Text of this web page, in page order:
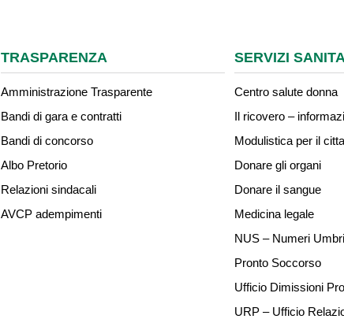
TRASPARENZA
Amministrazione Trasparente
Bandi di gara e contratti
Bandi di concorso
Albo Pretorio
Relazioni sindacali
AVCP adempimenti
SERVIZI
Centro salute donna
Il ricovero –
Modulistica per il
Donare gli organi
Donare il sangue
Medicina legale
NUS – Numeri
Pronto Soccorso
Ufficio Dimissioni
URP – Ufficio